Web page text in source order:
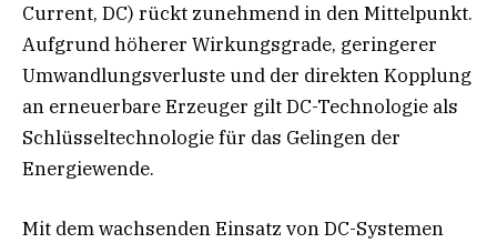
Current, DC) rückt zunehmend in den Mittelpunkt.
Aufgrund höherer Wirkungsgrade, geringerer
Umwandlungsverluste und der direkten Kopplung
an erneuerbare Erzeuger gilt DC-Technologie als
Schlüsseltechnologie für das Gelingen der
Energiewende.
Mit dem wachsenden Einsatz von DC-Systemen